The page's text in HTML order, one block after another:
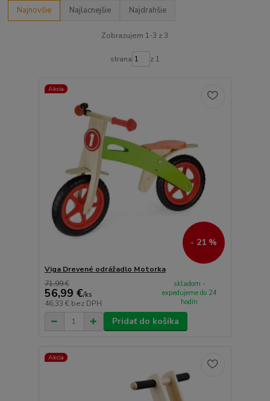
Najnovšie Najlacnejšie Najdrahšie
Zobrazujem 1-3 z 3
strana z 1
Akcia
- 21 %
Viga Drevené odrážadlo Motorka
71,99 €
56,99 €/ks
46,33 € bez DPH
skladom -
expedujeme do 24
hodín
Pridať do košíka
Akcia